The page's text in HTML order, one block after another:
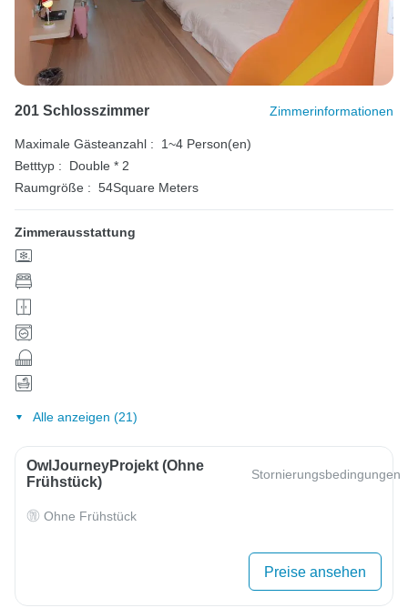
201 Schlosszimmer Zimmerinformationen
Maximale Gästeanzahl :
1~4 Person(en)
Betttyp :
Double * 2
Raumgröße : 54Square Meters
Zimmerausstattung
Alle anzeigen (21)
OwlJourneyProjekt (ohne
Frühstück)
Stornierungsbedingungen
Ohne Frühstück
Preise ansehen